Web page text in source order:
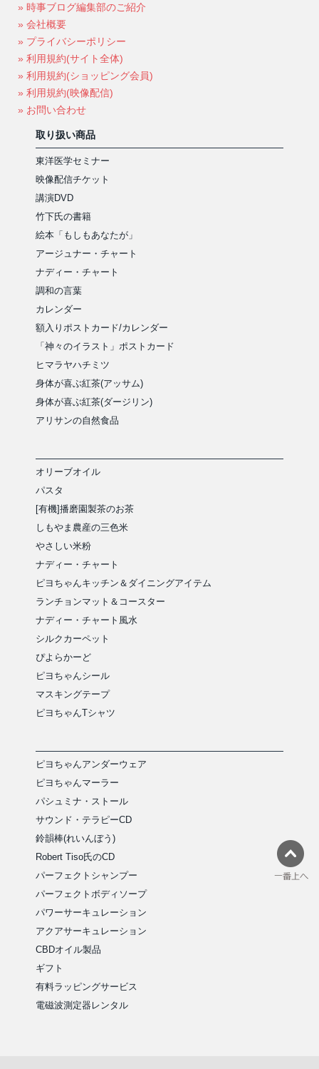
» 時事ブログ編集部のご紹介
» 会社概要
» プライバシーポリシー
» 利用規約(サイト全体)
» 利用規約(ショッピング会員)
» 利用規約(映像配信)
» お問い合わせ
取り扱い商品
東洋医学セミナー
映像配信チケット
講演DVD
竹下氏の書籍
絵本「もしもあなたが」
アージュナー・チャート
ナディー・チャート
調和の言葉
カレンダー
額入りポストカード/カレンダー
「神々のイラスト」ポストカード
ヒマラヤハチミツ
身体が喜ぶ紅茶(アッサム)
身体が喜ぶ紅茶(ダージリン)
アリサンの自然食品
オリーブオイル
パスタ
[有機]播磨園製茶のお茶
しもやま農産の三色米
やさしい米粉
ナディー・チャート
ピヨちゃんキッチン＆ダイニングアイテム
ランチョンマット＆コースター
ナディー・チャート風水
シルクカーペット
ぴよらかーど
ピヨちゃんシール
マスキングテープ
ピヨちゃんTシャツ
ピヨちゃんアンダーウェア
ピヨちゃんマーラー
パシュミナ・ストール
サウンド・テラピーCD
鈴韻棒(れいんぼう)
Robert Tiso氏のCD
パーフェクトシャンプー
パーフェクトボディソープ
パワーサーキュレーション
アクアサーキュレーション
CBDオイル製品
ギフト
有料ラッピングサービス
電磁波測定器レンタル